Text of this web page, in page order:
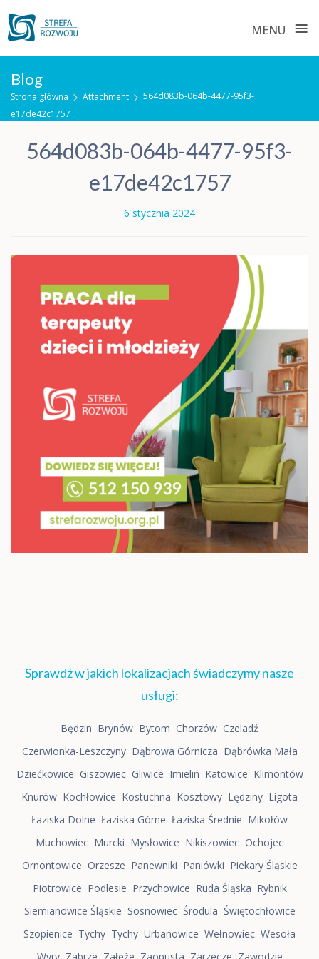
MENU ≡
content
Blog
Strona główna Attachment
564d083b-064b-4477-95f3-
e17de42c1757
564d083b-064b-4477-95f3-
e17de42c1757
6 stycznia 2024
Sprawdź w jakich lokalizacjach świadczymy nasze
usługi:
Będzin Brynów Bytom Chorzów Czeladź
Czerwionka-Leszczyny Dąbrowa Górnicza Dąbrówka Mała
Dziećkowice Giszowiec Gliwice Imielin Katowice Klimontów
Knurów Kochłowice Kostuchna Kosztowy Lędziny Ligota
Łaziska Dolne Łaziska Górne Łaziska Średnie Mikołów
Muchowiec Murcki Mysłowice Nikiszowiec Ochojec
Ornontowice Orzesze Panewniki Paniówki Piekary Śląskie
Piotrowice Podlesie Przychowice Ruda Śląska Rybnik
Siemianowice Śląskie Sosnowiec Środula Świętochłowice
Szopienice Tychy Tychy Urbanowice Wełnowiec Wesoła